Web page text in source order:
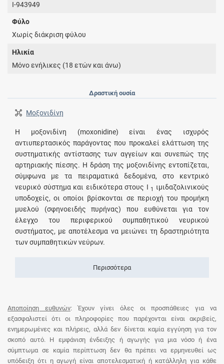
I-943949
Φύλο
Χωρίς διάκριση φύλου
Ηλικία
Μόνο ενήλικες (18 ετών και άνω)
Δραστική ουσία
Μοξονιδίνη
Η μοξονιδίνη (moxonidine) είναι ένας ισχυρός
αντιυπερτασικός παράγοντας που προκαλεί ελάττωση της
συστηματικής αντίστασης των αγγείων και συνεπώς της
αρτηριακής πίεσης. Η δράση της μοξονιδίνης εντοπίζεται,
σύμφωνα με τα πειραματικά δεδομένα, στο κεντρικό
νευρικό σύστημα και ειδικότερα στους Ι 1
ιμιδαζολινικούς
υποδοχείς, οι οποίοι βρίσκονται σε περιοχή του προμήκη
μυελού (σφηνοειδής πυρήνας) που ευθύνεται για τον
έλεγχο του περιφερικού συμπαθητικού νευρικού
συστήματος, με αποτέλεσμα να μειώνει τη δραστηριότητα
των συμπαθητικών νεύρων.
Περισσότερα
Αποποίηση ευθυνών: Έχουν γίνει όλες οι προσπάθειες για να
εξασφαλιστεί ότι οι πληροφορίες που παρέχονται είναι ακριβείς,
ενημερωμένες και πλήρεις, αλλά δεν δίνεται καμία εγγύηση για τον
σκοπό αυτό. Η εμφάνιση ένδειξης ή αγωγής για μια νόσο ή ένα
σύμπτωμα σε καμία περίπτωση δεν θα πρέπει να ερμηνευθεί ως
υπόδειξη ότι η αγωγή είναι αποτελεσματική ή κατάλληλη για κάθε